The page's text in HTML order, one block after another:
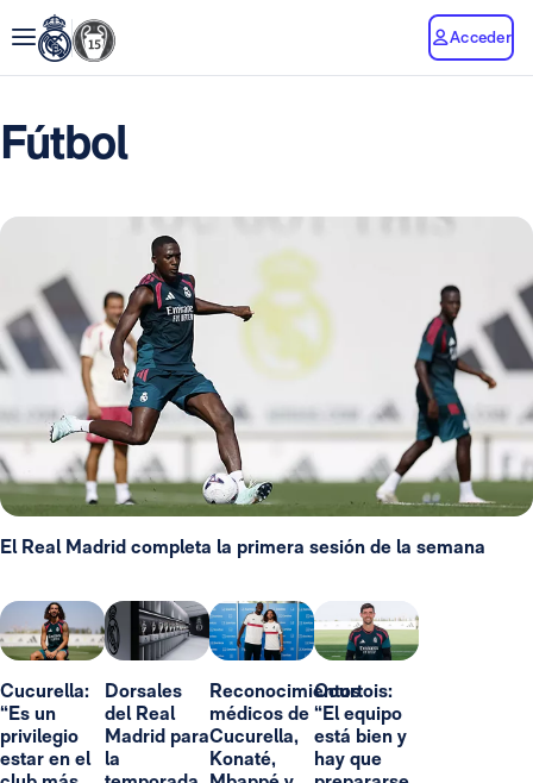
Acceder
Fútbol
El Real Madrid completa la primera sesión de la semana
Cucurella:
“Es un
privilegio
estar en el
Dorsales
del Real
Madrid para
la
Reconocimientos
médicos de
Cucurella,
Konaté,
Courtois:
“El equipo
está bien y
hay que